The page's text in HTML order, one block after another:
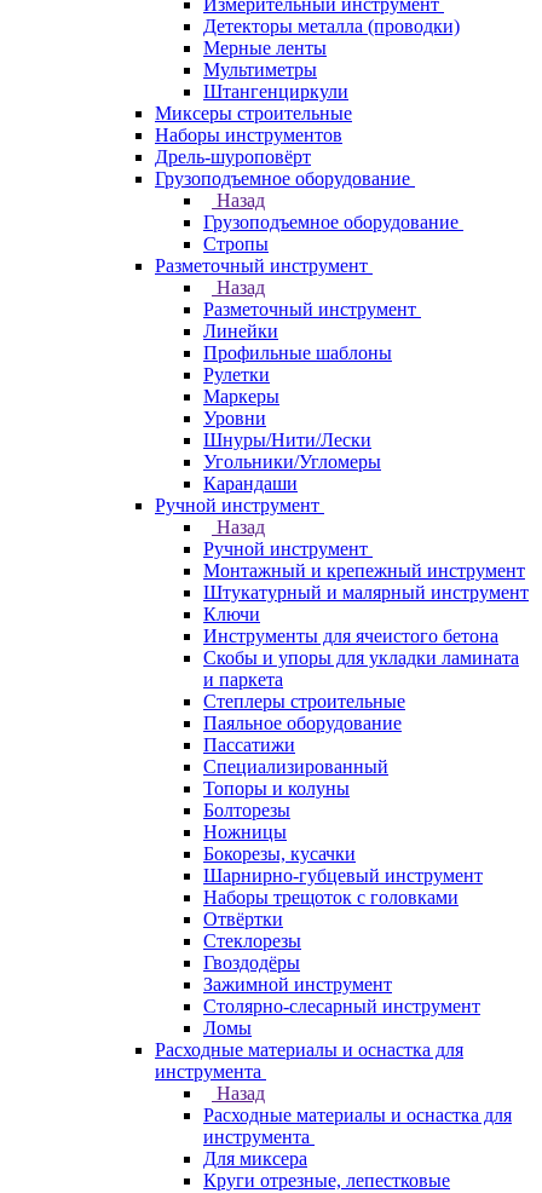
Измерительный инструмент
Детекторы металла (проводки)
Мерные ленты
Мультиметры
Штангенциркули
Миксеры строительные
Наборы инструментов
Дрель-шуроповёрт
Грузоподъемное оборудование
Назад
Грузоподъемное оборудование
Стропы
Разметочный инструмент
Назад
Разметочный инструмент
Линейки
Профильные шаблоны
Рулетки
Маркеры
Уровни
Шнуры/Нити/Лески
Угольники/Угломеры
Карандаши
Ручной инструмент
Назад
Ручной инструмент
Монтажный и крепежный инструмент
Штукатурный и малярный инструмент
Ключи
Инструменты для ячеистого бетона
Скобы и упоры для укладки ламината
и паркета
Степлеры строительные
Паяльное оборудование
Пассатижи
Специализированный
Топоры и колуны
Болторезы
Ножницы
Бокорезы, кусачки
Шарнирно-губцевый инструмент
Наборы трещоток с головками
Отвёртки
Стеклорезы
Гвоздодёры
Зажимной инструмент
Столярно-слесарный инструмент
Ломы
Расходные материалы и оснастка для
инструмента
Назад
Расходные материалы и оснастка для
инструмента
Для миксера
Круги отрезные, лепестковые